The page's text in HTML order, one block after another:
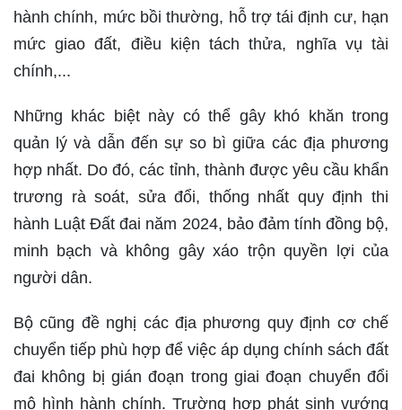
hành chính, mức bồi thường, hỗ trợ tái định cư, hạn
mức giao đất, điều kiện tách thửa, nghĩa vụ tài
chính,...
Những khác biệt này có thể gây khó khăn trong
quản lý và dẫn đến sự so bì giữa các địa phương
hợp nhất. Do đó, các tỉnh, thành được yêu cầu khẩn
trương rà soát, sửa đổi, thống nhất quy định thi
hành Luật Đất đai năm 2024, bảo đảm tính đồng bộ,
minh bạch và không gây xáo trộn quyền lợi của
người dân.
Bộ cũng đề nghị các địa phương quy định cơ chế
chuyển tiếp phù hợp để việc áp dụng chính sách đất
đai không bị gián đoạn trong giai đoạn chuyển đổi
mô hình hành chính. Trường hợp phát sinh vướng